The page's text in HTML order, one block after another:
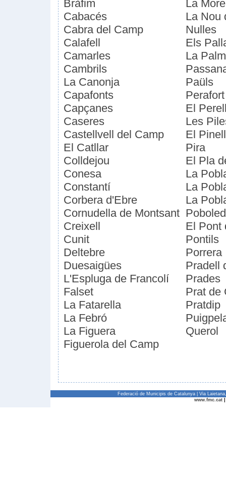
Bràfim
Cabacés
Cabra del Camp
Calafell
Camarles
Cambrils
La Canonja
Capafonts
Capçanes
Caseres
Castellvell del Camp
El Catllar
Colldejou
Conesa
Constantí
Corbera d'Ebre
Cornudella de Montsant
Creixell
Cunit
Deltebre
Duesaigües
L'Espluga de Francolí
Falset
La Fatarella
La Febró
La Figuera
Figuerola del Camp
La
La Nou
Nulles
Els
La
Paüls
Perafort
El
Les
El
Pira
El Pla
La
La
La
El Pont
Pontils
Porrera
Pradell
Prades
Prat de
Pratdip
Querol
Federació de Municipis de Catalunya | Via
www.fmc.cat